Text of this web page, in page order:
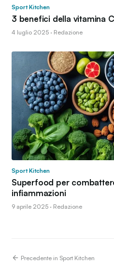
Sport Kitchen
3 benefici della vitamina
4 luglio 2025 · Redazione
Sport Kitchen
Superfood per
infiammazioni
9 aprile 2025 · Redazione
Precedente in Sport Kitchen